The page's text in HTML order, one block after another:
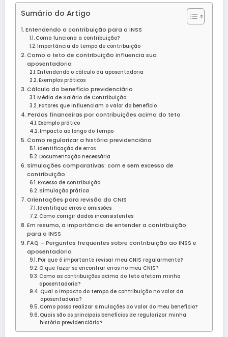
Sumário do Artigo
Entendendo a contribuição para o INSS
Como funciona a contribuição?
Importância do tempo de contribuição
Como o teto de contribuição influencia sua
aposentadoria
Entendendo o cálculo da aposentadoria
Exemplos práticos
Cálculo do benefício previdenciário
Média de Salário de Contribuição
Fatores que influenciam o valor do benefício
Perdas financeiras por contribuições acima do teto
Exemplo prático
Impacto ao longo do tempo
Como regularizar a história previdenciária
Identificação de erros
Documentação necessária
Simulações comparativas: com e sem excesso de
contribuição
Excesso de contribuição
Simulação prática
Orientações para revisão do CNIS
Identifique erros e omissões
Como corrigir dados inconsistentes
Em resumo, a importância de entender a contribuição
para o INSS
FAQ – Perguntas frequentes sobre contribuição ao INSS e
aposentadoria
Por que é importante revisar meu CNIS regularmente?
O que fazer se encontrar erros no meu CNIS?
Como as contribuições acima do teto afetam minha
aposentadoria?
Qual o impacto do tempo de contribuição no valor da
aposentadoria?
Como posso realizar simulações do valor do meu benefício?
Quais são os principais benefícios de regularizar minha
história previdenciária?